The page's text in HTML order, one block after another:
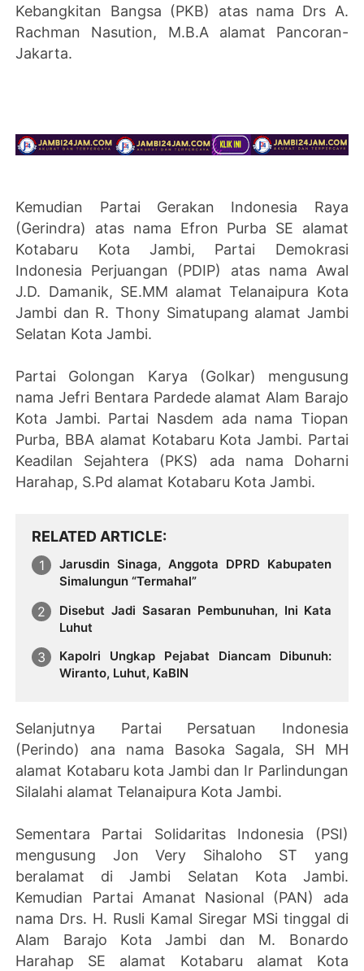
Kebangkitan Bangsa (PKB) atas nama Drs A.
Rachman Nasution, M.B.A alamat Pancoran-
Jakarta.
Kemudian Partai Gerakan Indonesia Raya
(Gerindra) atas nama Efron Purba SE alamat
Kotabaru Kota Jambi, Partai Demokrasi
Indonesia Perjuangan (PDIP) atas nama Awal
J.D. Damanik, SE.MM alamat Telanaipura Kota
Jambi dan R. Thony Simatupang alamat Jambi
Selatan Kota Jambi.
Partai Golongan Karya (Golkar) mengusung
nama Jefri Bentara Pardede alamat Alam Barajo
Kota Jambi. Partai Nasdem ada nama Tiopan
Purba, BBA alamat Kotabaru Kota Jambi. Partai
Keadilan Sejahtera (PKS) ada nama Doharni
Harahap, S.Pd alamat Kotabaru Kota Jambi.
RELATED ARTICLE
Jarusdin Sinaga, Anggota DPRD Kabupaten
Simalungun “Termahal”
Disebut Jadi Sasaran Pembunuhan, Ini Kata
Luhut
Kapolri Ungkap Pejabat Diancam Dibunuh:
Wiranto, Luhut, KaBIN
Selanjutnya Partai Persatuan Indonesia
(Perindo) ana nama Basoka Sagala, SH MH
alamat Kotabaru kota Jambi dan Ir Parlindungan
Silalahi alamat Telanaipura Kota Jambi.
Sementara Partai Solidaritas Indonesia (PSI)
mengusung Jon Very Sihaloho ST yang
beralamat di Jambi Selatan Kota Jambi.
Kemudian Partai Amanat Nasional (PAN) ada
nama Drs. H. Rusli Kamal Siregar MSi tinggal di
Alam Barajo Kota Jambi dan M. Bonardo
Harahap SE alamat Kotabaru alamat Kota